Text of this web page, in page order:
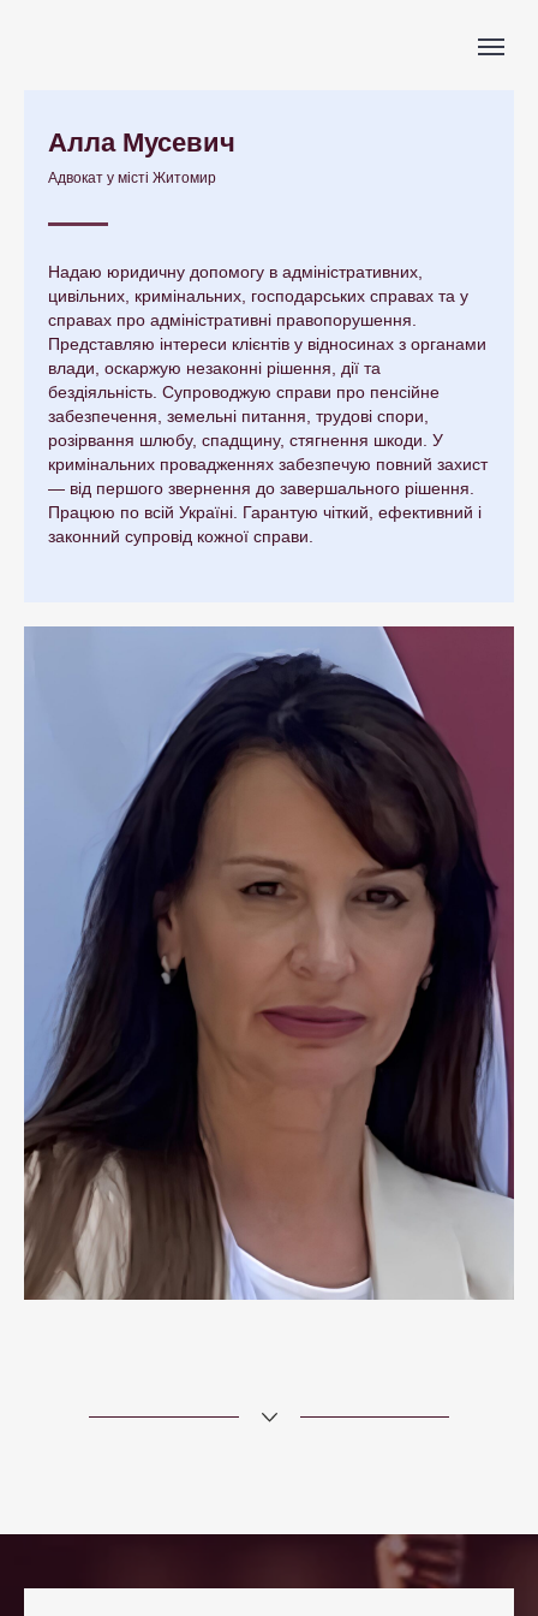
Алла Мусевич
Адвокат у місті Житомир
Надаю юридичну допомогу в адміністративних,
цивільних, кримінальних, господарських справах та у
справах про адміністративні правопорушення.
Представляю інтереси клієнтів у відносинах з органами
влади, оскаржую незаконні рішення, дії та
бездіяльність. Супроводжую справи про пенсійне
забезпечення, земельні питання, трудові спори,
розірвання шлюбу, спадщину, стягнення шкоди. У
кримінальних провадженнях забезпечую повний захист
— від першого звернення до завершального рішення.
Працюю по всій Україні. Гарантую чіткий, ефективний і
законний супровід кожної справи.